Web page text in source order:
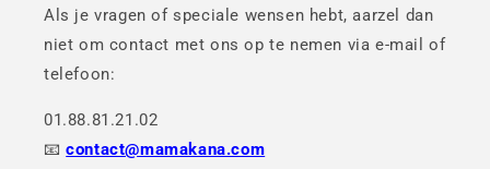
Als je vragen of speciale wensen hebt, aarzel dan
niet om contact met ons op te nemen via e-mail of
telefoon:
01.88.81.21.02
📧contact@mamakana.com